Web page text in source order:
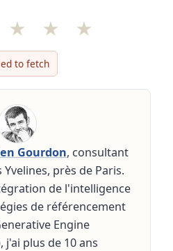
★ ★ ★
to fetch
Gourdon, consultant
près de Paris.
de l'intelligence
de référencement
Engine
j'ai plus de 10 ans